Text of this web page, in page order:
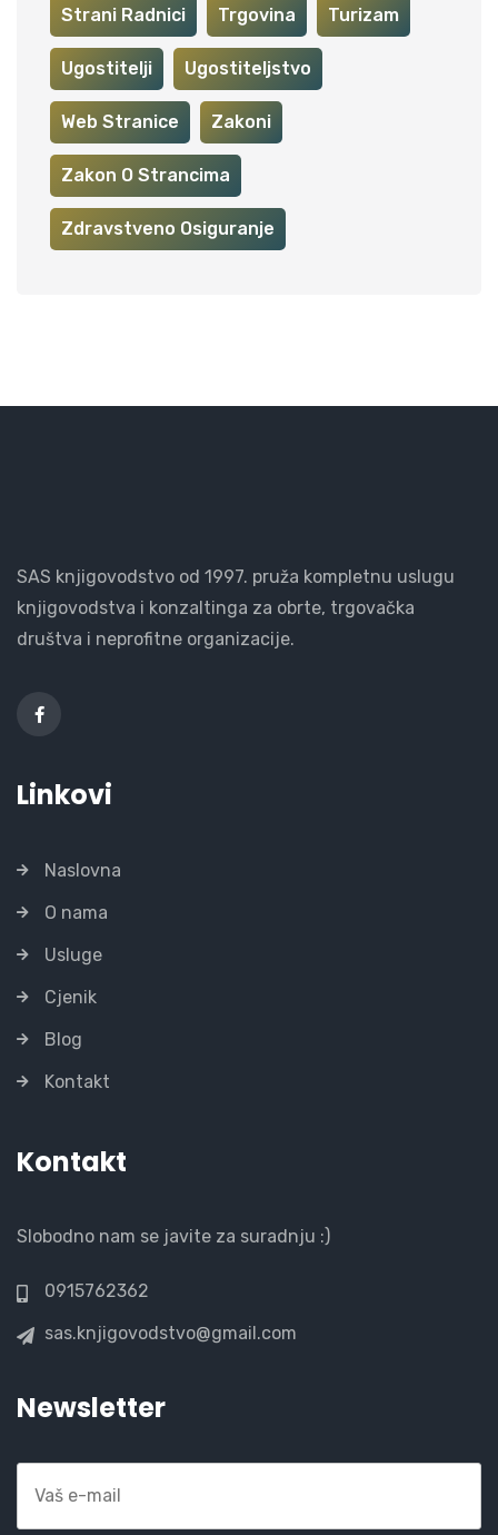
Strani Radnici Trgovina Turizam
Ugostitelji Ugostiteljstvo
Web Stranice Zakoni
Zakon O Strancima
Zdravstveno Osiguranje
SAS knjigovodstvo od 1997. pruža kompletnu uslugu
knjigovodstva i konzaltinga za obrte, trgovačka
društva i neprofitne organizacije.
Linkovi
Naslovna
O nama
Usluge
Cjenik
Blog
Kontakt
Kontakt
Slobodno nam se javite za suradnju :)
0915762362
sas.knjigovodstvo@gmail.com
Newsletter